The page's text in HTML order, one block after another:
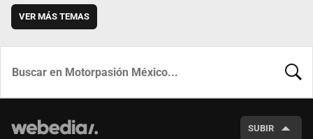
VER MÁS TEMAS
SUBIR